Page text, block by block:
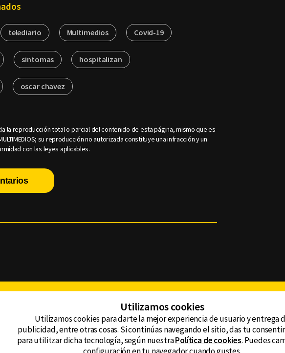
telediario Multimedios Covid-19
sintomas hospitalizan
oscar chavez
la reproducción total o parcial del contenido de esta página, mismo que es
su reproducción no autorizada constituye una infracción y un
con las leyes aplicables.
© CANAL 6 2026
total o parcial, incluyendo
CONTACTO
AVISO DE PRIVACIDAD
AVISO LEGAL
Utilizamos cookies
Utilizamos cookies para darte la mejor experiencia de usuario y entrega
publicidad, entre otras cosas. Si continúas navegando el sitio, das tu
para utilitzar dicha tecnología, según nuestraPolítica de cookies. Puedes